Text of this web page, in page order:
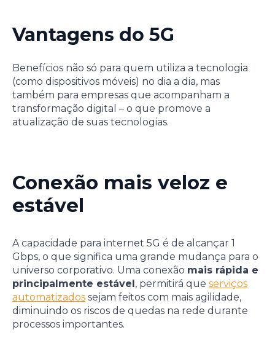
Vantagens do 5G
Benefícios não só para quem utiliza a tecnologia
(como dispositivos móveis) no dia a dia, mas
também para empresas que acompanham a
transformação digital – o que promove a
atualização de suas tecnologias.
Conexão mais veloz e
estável
A capacidade para internet 5G é de alcançar 1
Gbps, o que significa uma grande mudança para o
universo corporativo. Uma conexão mais rápida e
principalmente estável, permitirá que serviços
automatizados sejam feitos com mais agilidade,
diminuindo os riscos de quedas na rede durante
processos importantes.